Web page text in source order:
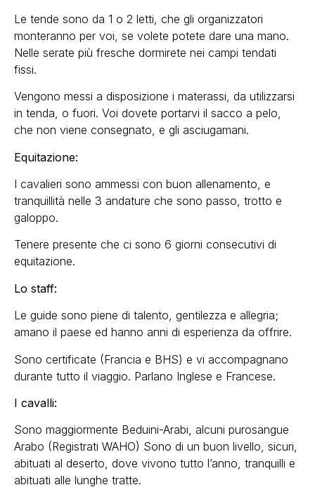
Le tende sono da 1 o 2 letti, che gli organizzatori
monteranno per voi, se volete potete dare una mano.
Nelle serate più fresche dormirete nei campi tendati
fissi.
Vengono messi a disposizione i materassi, da utilizzarsi
in tenda, o fuori. Voi dovete portarvi il sacco a pelo,
che non viene consegnato, e gli asciugamani.
Equitazione:
I cavalieri sono ammessi con buon allenamento, e
tranquillità nelle 3 andature che sono passo, trotto e
galoppo.
Tenere presente che ci sono 6 giorni consecutivi di
equitazione.
Lo staff:
Le guide sono piene di talento, gentilezza e allegria;
amano il paese ed hanno anni di esperienza da offrire.
Sono certificate (Francia e BHS) e vi accompagnano
durante tutto il viaggio. Parlano Inglese e Francese.
I cavalli:
Sono maggiormente Beduini-Arabi, alcuni purosangue
Arabo (Registrati WAHO) Sono di un buon livello, sicuri,
abituati al deserto, dove vivono tutto l’anno, tranquilli e
abituati alle lunghe tratte.